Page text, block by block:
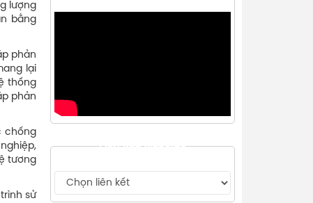
lượng
bằng
phản
lại
thống
phản
chống
tương
sử
LIÊN KẾT WEBSITE